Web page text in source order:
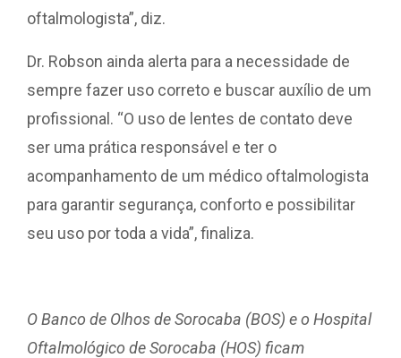
oftalmologista”, diz.
Dr. Robson ainda alerta para a necessidade de
sempre fazer uso correto e buscar auxílio de um
profissional. “O uso de lentes de contato deve
ser uma prática responsável e ter o
acompanhamento de um médico oftalmologista
para garantir segurança, conforto e possibilitar
seu uso por toda a vida”, finaliza.
O Banco de Olhos de Sorocaba (BOS) e o Hospital
Oftalmológico de Sorocaba (HOS) ficam